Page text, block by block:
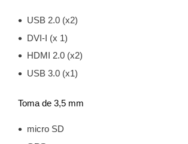
USB 2.0 (x2)
DVI-I (x 1)
HDMI 2.0 (x2)
USB 3.0 (x1)
Toma de 3,5 mm
micro SD